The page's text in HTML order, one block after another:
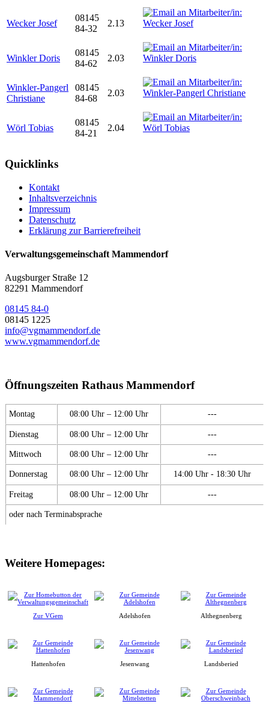
Wecker Josef
08145
84-32
2.13
Winkler Doris
08145
84-62
2.03
Winkler-Pangerl
Christiane
08145
84-68
2.03
Wörl Tobias
08145
84-21
2.04
Quicklinks
Kontakt
Inhaltsverzeichnis
Impressum
Datenschutz
Erklärung zur Barrierefreiheit
Verwaltungsgemeinschaft Mammendorf
Augsburger Straße 12
82291 Mammendorf
08145 84-0
08145 1225
info@vgmammendorf.de
www.vgmammendorf.de
Öffnungszeiten Rathaus Mammendorf
Montag 08:00 Uhr – 12:00 Uhr ---
Dienstag 08:00 Uhr – 12:00 Uhr ---
Mittwoch 08:00 Uhr – 12:00 Uhr ---
Donnerstag 08:00 Uhr – 12:00 Uhr 14:00 Uhr - 18:30 Uhr
Freitag 08:00 Uhr – 12:00 Uhr ---
oder nach Terminabsprache
Weitere Homepages:
Zur VGem Adelshofen Althegnenberg
Hattenhofen Jesenwang Landsberied